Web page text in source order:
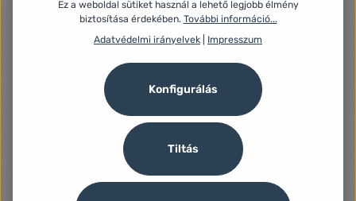
Ez a weboldal sütiket használ a lehető legjobb élmény
biztosítása érdekében. További információ...
Adatvédelmi irányelvek
Impresszum
Tiltás
Konfigurálás